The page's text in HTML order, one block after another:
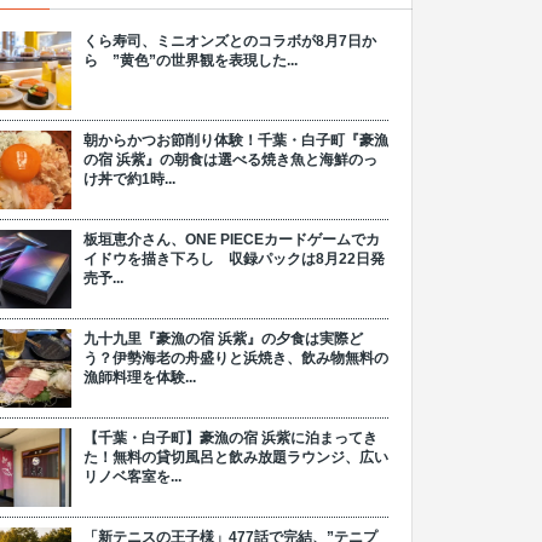
くら寿司、ミニオンズとのコラボが8月7日か
ら ”黄色”の世界観を表現した...
朝からかつお節削り体験！千葉・白子町『豪漁
の宿 浜紫』の朝食は選べる焼き魚と海鮮のっ
け丼で約1時...
板垣恵介さん、ONE PIECEカードゲームでカ
イドウを描き下ろし 収録パックは8月22日発
売予...
九十九里『豪漁の宿 浜紫』の夕食は実際ど
う？伊勢海老の舟盛りと浜焼き、飲み物無料の
漁師料理を体験...
【千葉・白子町】豪漁の宿 浜紫に泊まってき
た！無料の貸切風呂と飲み放題ラウンジ、広い
リノベ客室を...
「新テニスの王子様」477話で完結、”テニプ